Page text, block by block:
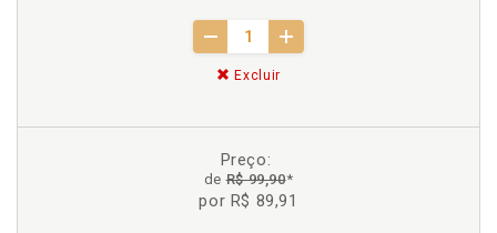
Excluir
Preço:
deR$ 99,90*
por R$ 89,91